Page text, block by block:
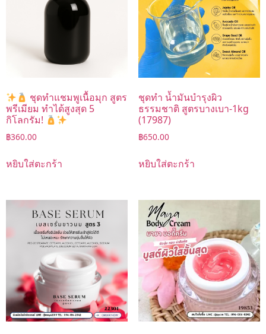
ชุดทำแชมพูเนื้อมุก สูตร
พรีเมียม ทำได้สูงสุด 5
กิโลกรัม!
฿360.00
หยิบใส่ตะกร้า
ชุดทำ น้ำมันบำรุงผิว
ธรรมชาติ สูตรบางเบา-1kg
(17987)
฿650.00
หยิบใส่ตะกร้า